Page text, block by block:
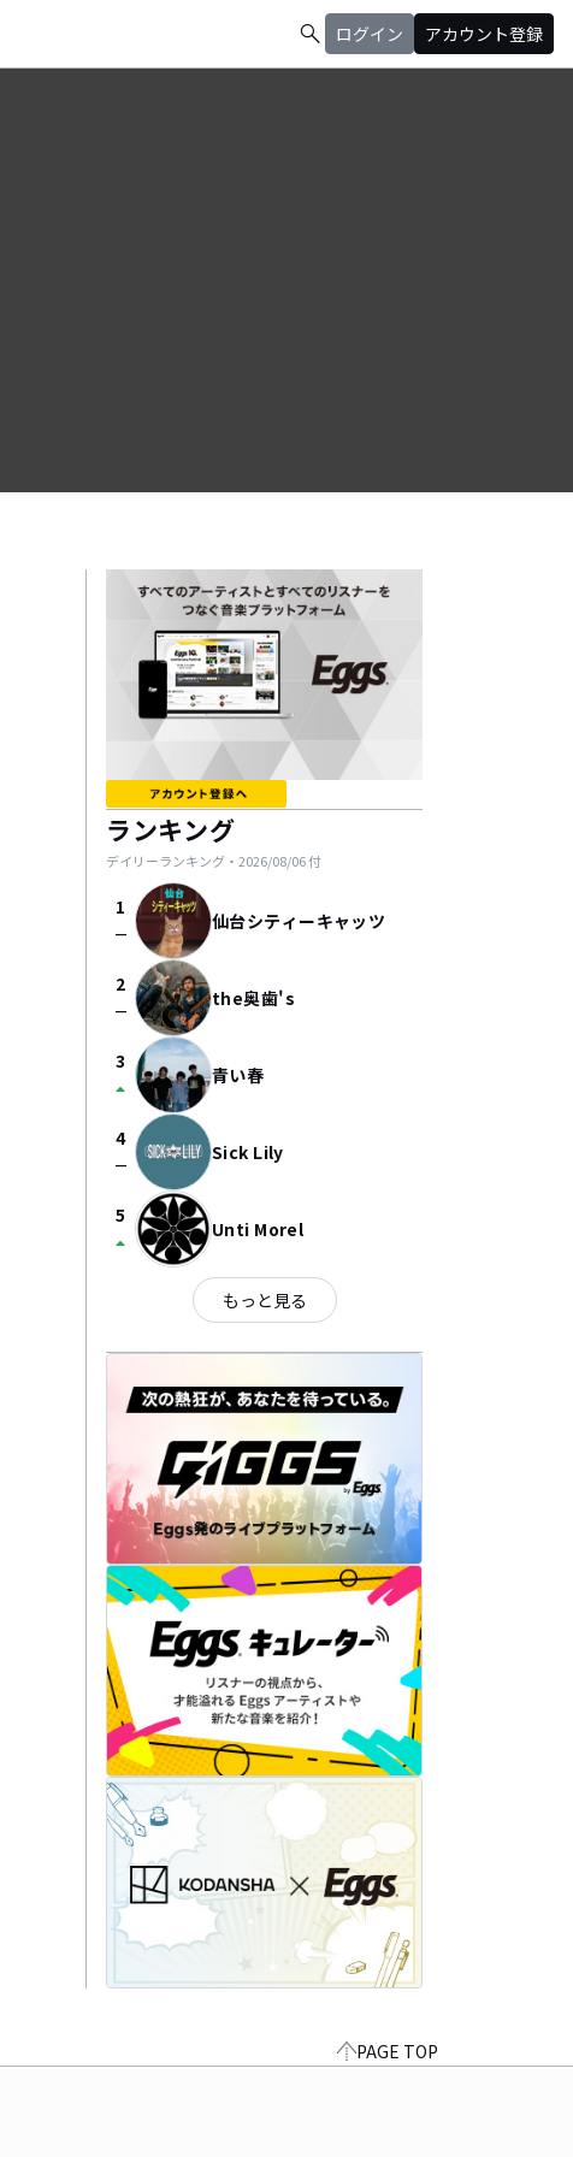
search ログイン アカウント登録
ランキング
デイリーランキング・ 2026/08/06付
1
check_indeterminate_small 仙台シティーキャッツ
2
check_indeterminate_small the奥歯's
3
arrow_drop_up 青い春
4
check_indeterminate_small Sick Lily
5
arrow_drop_up Unti Morel
もっと見る
PAGE TOP